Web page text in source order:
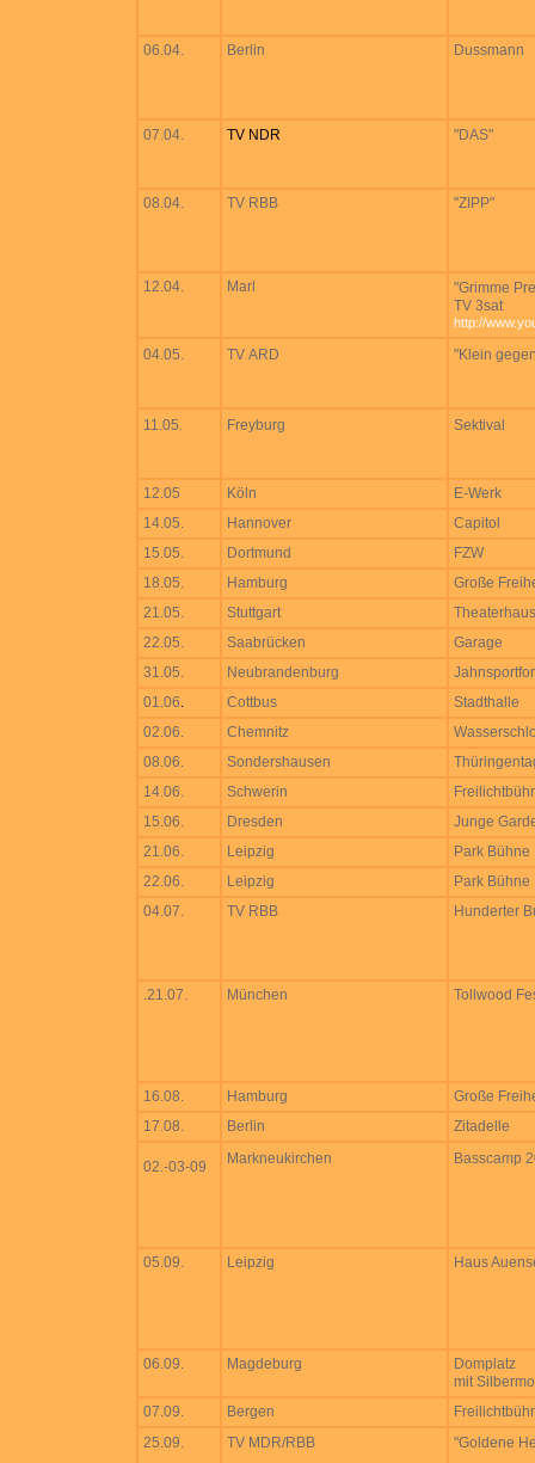
06.04. Berlin Dussmann
07.04. TV NDR "DAS"
08.04. TV RBB "ZIPP"
12.04. Marl
"Grimme
TV 3sat
http://
04.05. TV ARD "Klein
11.05. Freyburg Sektival
12.05 Köln
E-Werk
14.05.
Hannover
Capitol
15.05.
Dortmund
FZW
18.05.
Hamburg
Große
21.05.
Stuttgart
Theaterhaus
22.05.
Saabrücken
Garage
31.05.
Neubrandenburg
01.06. Cottbus
Stadthalle
02.06.
Chemnitz
08.06.
Sondershausen
14.06.
Schwerin
15.06.
Dresden
Junge
21.06.
Leipzig
Park Bühne
22.06.
Leipzig
Park Bühne
04.07.
TV RBB Hunderter
.21.07. München Tollwood
16.08. Hamburg
Große
17.08.
Berlin Zitadelle
02.-03-09 Markneukirchen Basscamp
05.09. Leipzig Haus
06.09. Magdeburg
Domplatz
mit
07.09.
Bergen
25.09.
TV MDR/RBB "Goldene